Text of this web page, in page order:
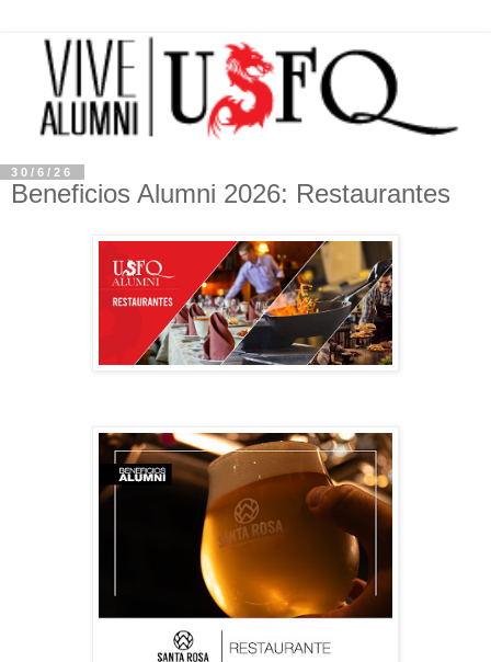
30/6/26
Beneficios Alumni 2026: Restaurantes